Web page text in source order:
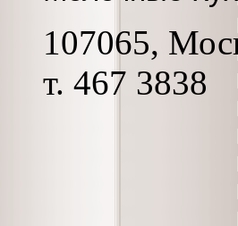
107065,
т. 467 3838